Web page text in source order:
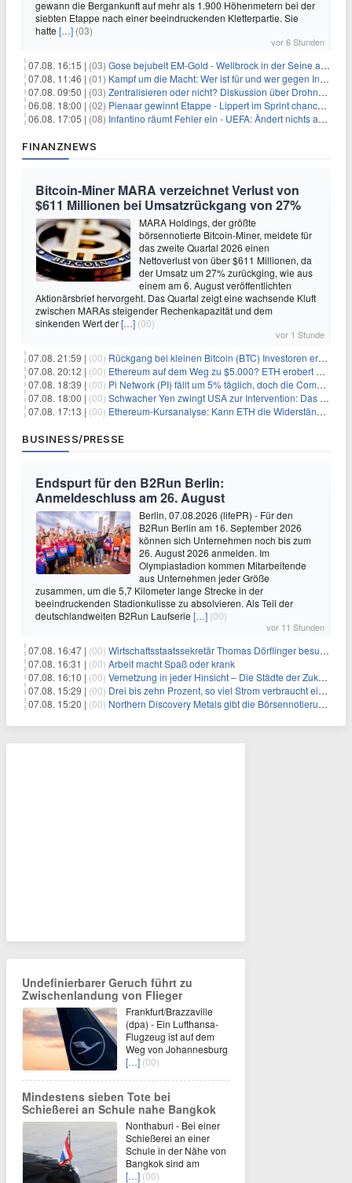
gewann die Bergankunft auf mehr als 1.900 Höhenmetern bei der
siebten Etappe nach einer beeindruckenden Kletterpartie. Sie
hatte […] (03)
vor 6 Stunden
07.08. 16:15 | (03) Gose bejubelt EM-Gold - Wellbrock in der Seine ausgebremst
07.08. 11:46 | (01) Kampf um die Macht: Wer ist für und wer gegen Infantino?
07.08. 09:50 | (03) Zentralisieren oder nicht? Diskussion über Drohnenabwehr
06.08. 18:00 | (02) Pienaar gewinnt Etappe - Lippert im Sprint chancenlos
06.08. 17:05 | (08) Infantino räumt Fehler ein - UEFA: Ändert nichts an Boykott
FINANZNEWS
Bitcoin-Miner MARA verzeichnet Verlust von
$611 Millionen bei Umsatzrückgang von 27%
MARA Holdings, der größte
börsennotierte Bitcoin-Miner, meldete für
das zweite Quartal 2026 einen
Nettoverlust von über $611 Millionen, da
der Umsatz um 27% zurückging, wie aus
einem am 6. August veröffentlichten
Aktionärsbrief hervorgeht. Das Quartal zeigt eine wachsende Kluft
zwischen MARAs steigender Rechenkapazität und dem
sinkenden Wert der[…] (00)
vor 1 Stunde
07.08. 21:59 | (00) Rückgang bei kleinen Bitcoin (BTC) Investoren erreicht Höchststand seit Dezember 2024
07.08. 20:12 | (00) Ethereum auf dem Weg zu $5.000? ETH erobert wichtige Marke zurück, während Institutionen weiter akkumulieren
07.08. 18:39 | (00) Pi Network (PI) fällt um 5% täglich, doch die Community bleibt optimistisch
07.08. 18:00 | (00) Schwacher Yen zwingt USA zur Intervention: Das größte Risiko seit 15 Jahren
07.08. 17:13 | (00) Ethereum-Kursanalyse: Kann ETH die Widerstände der gleitenden Durchschnitte überwinden?
BUSINESS/PRESSE
Endspurt für den B2Run Berlin:
Anmeldeschluss am 26. August
Berlin, 07.08.2026 (lifePR) - Für den
B2Run Berlin am 16. September 2026
können sich Unternehmen noch bis zum
26. August 2026 anmelden. Im
Olympiastadion kommen Mitarbeitende
aus Unternehmen jeder Größe
zusammen, um die 5,7 Kilometer lange Strecke in der
beeindruckenden Stadionkulisse zu absolvieren. Als Teil der
deutschlandweiten B2Run Laufserie […] (00)
vor 11 Stunden
07.08. 16:47 | (00) Wirtschaftsstaatssekretär Thomas Dörflinger besucht Handwerksbetrieb im Kammerbezirk Freiburg
07.08. 16:31 | (00) Arbeit macht Spaß oder krank
07.08. 16:10 | (00) Vernetzung in jeder Hinsicht – Die Städte der Zukunft sind grün-blau
07.08. 15:29 | (00) Drei bis zehn Prozent, so viel Strom verbraucht ein Aufzug im Gebäude
07.08. 15:20 | (00) Northern Discovery Metals gibt die Börsennotierung an der Frankfurter Wertpapierbörse bekannt
Undefinierbarer Geruch führt zu
Zwischenlandung von Flieger
Frankfurt/Brazzaville
(dpa) - Ein Lufthansa-
Flugzeug ist auf dem
Weg von Johannesburg
[…] (00)
Mindestens sieben Tote bei
Schießerei an Schule nahe Bangkok
Nonthaburi - Bei einer
Schießerei an einer
Schule in der Nähe von
Bangkok sind am
[…] (00)